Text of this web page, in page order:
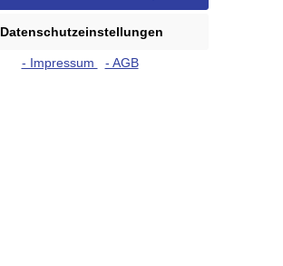
Datenschutzeinstellungen
- Impressum - AGB